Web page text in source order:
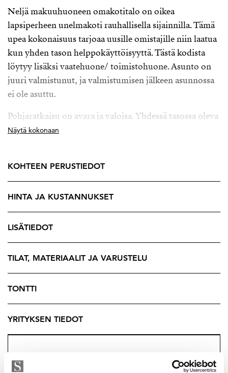
Neljä makuuhuoneen omakotitalo on oikea
lapsiperheen unelmakoti rauhallisella sijainnilla. Tämä
upea kokonaisuus tarjoaa uusille omistajille niin laatua
kun yhden tason helppokäyttöisyyttä. Tästä kodista
löytyy lisäksi vaatehuone/ toimistohuone. Asunto on
juuri valmistunut, ja valmistumisen jälkeen asunnossa
ei ole asuttu.
Pohjaratkaisu on avara ja valoisa. Yhdessä tasossa oleva
asunto pitää sisällään ison oleskelutilan, tilavan
kaappitilaa. Keittiö on suunniteltu vastaamaan
nykypäivän tarpeita. Olohuoneessa voi rentoutua
takkatulta tai televisiota katsellen. Olohuoneessa
varaus takalle. Olohuoneesta on kulku terassille.
Kodinhoitohuoneesta on kulku suoraan ulos. Niin
ikään kodinhoitohuoneesta löytyy pesutornille paikka.
Kylpyhuoneessa on kaksi suihkua, ja saunaankin
mahtuu mainiosti loikoilemaan yhdessä tai erikseen.
Loistava sijainti lapsiystävällisellä asuinalueella
perheelle, joka arvostaa luontoa sekä rauhaa. Toijalan
uusi koulu rakennetaan avain kiinteistön välittömään
läheisyyteen. Tästä kodista saat unelmiesi asuinpaikan.
Näytä kokonaan
KOHTEEN PERUSTIEDOT
HINTA JA KUSTANNUKSET
LISÄTIEDOT
TILAT, MATERIAALIT JA VARUSTELU
TONTTI
YRITYKSEN TIEDOT